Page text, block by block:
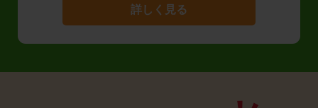
詳しく見る